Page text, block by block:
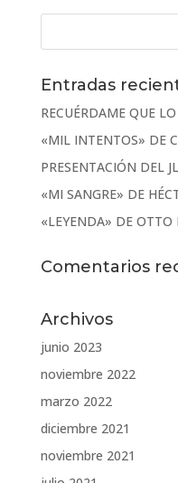
Entradas
RECUÉRDAME QUE
«MIL INTENTOS» DE
PRESENTACIÓN DEL
«MI SANGRE» DE
«LEYENDA» DE OTTO
Comentarios
Archivos
junio 2023
noviembre 2022
marzo 2022
diciembre 2021
noviembre 2021